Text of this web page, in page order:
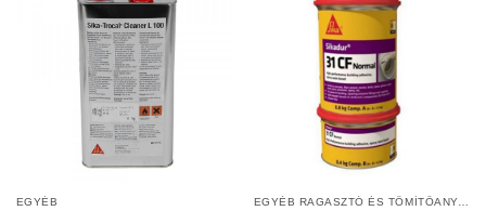
EGYÉB EGYÉB RAGASZTÓ ÉS TÖMÍTŐANYAGOK